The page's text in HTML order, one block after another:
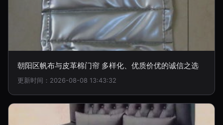
朝阳区帆布与皮革棉门帘 多样化、优质价优的诚信之选
更新时间：2026-08-08 13:43:32